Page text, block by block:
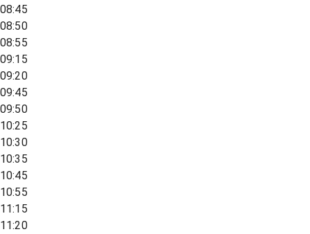
08:45
08:50
08:55
09:15
09:20
09:45
09:50
10:25
10:30
10:35
10:45
10:55
11:15
11:20